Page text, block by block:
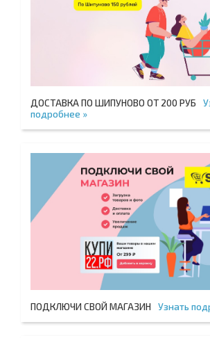
ДОСТАВКА ПО ШИПУНОВО ОТ 200 РУБ
подробнее »
ПОДКЛЮЧИ СВОЙ МАГАЗИН Узнать